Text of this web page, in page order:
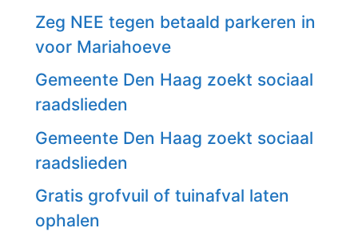
Zeg NEE tegen betaald parkeren in
voor Mariahoeve
Gemeente Den Haag zoekt sociaal
raadslieden
Gemeente Den Haag zoekt sociaal
raadslieden
Gratis grofvuil of tuinafval laten
ophalen